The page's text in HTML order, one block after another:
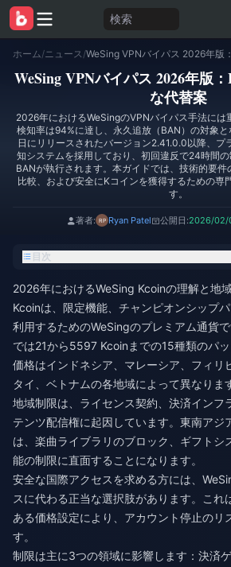
検索
ホーム/ニュース /
WeSing VPNバイパス 2026年版
な代替案
2026年におけるWeSingのVPNバイパス手法には
検知率は94%に達し、永久追放（BAN）の対象
日にリリースされたバージョン2.41.0.0以降、プ
知システムを採用しており、初回違反で24時間
BANが執行されます。本ガイドでは、技術的要
比較、および安全にKコインを獲得するための専
す。
著者: Ryan Patel 公開日:2026/02/
目次
2026年におけるWeSing Kcoinの理解と地
Kcoinは、限定機能、チャンピオンシップ
利用するためのWeSingのプレミアム通貨
では21から5597 Kcoinまでの15種類のパッ
価格はインドネシア、マレーシア、フィリ
タイ、ベトナムの各地域によって異なりま
地域制限は、ライセンス契約、決済インフ
テンツ配信権に起因しています。東南アジ
は、楽曲ライブラリのブロック、ギフトシ
能の制限に直面することになります。
安全な国際アクセスを求める方には、
スに代わる正当な選択肢があります。これ
ある価格設定により、アカウント停止のリ
す。
制限は主に3つの領域に影響します：決済ゲ